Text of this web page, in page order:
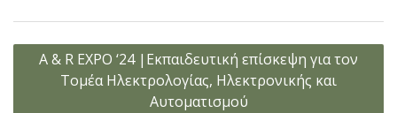
Πλοήγηση
άρθρων
A & R EXPO ‘24 |Εκπαιδευτική επίσκεψη για τον
Τομέα Ηλεκτρολογίας, Ηλεκτρονικής και
Αυτοματισμού